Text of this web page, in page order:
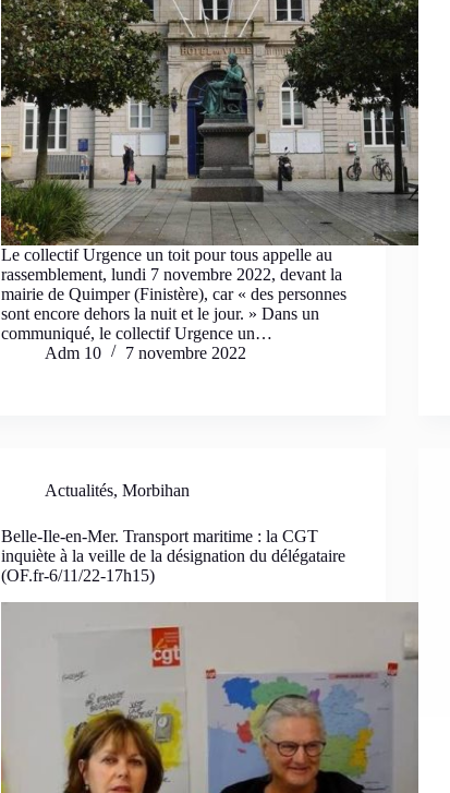
Le collectif Urgence un toit pour tous appelle au
rassemblement, lundi 7 novembre 2022, devant la
mairie de Quimper (Finistère), car « des personnes
sont encore dehors la nuit et le jour. » Dans un
communiqué, le collectif Urgence un…
Adm 10
7 novembre 2022
Actualités,Morbihan
Belle-Ile-en-Mer. Transport maritime : la CGT
inquiète à la veille de la désignation du délégataire
(OF.fr-6/11/22-17h15)